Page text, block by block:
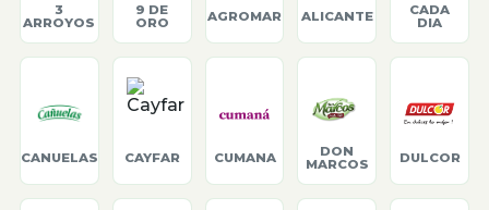
3
ARROYOS
9 DE
ORO
AGROMAR ALICANTE
CADA
DIA
CANUELAS CAYFAR CUMANA
DON
MARCOS
DULCOR